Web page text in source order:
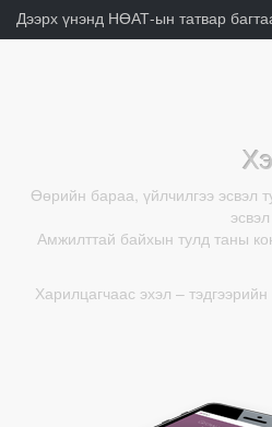
Дээрх үнэнд НӨАТ-ын татвар
Өөрийн бараа, үйлчилгээ эсвэл
Амжилттай байхын тулд таны
Харилцагчаас эхэл –